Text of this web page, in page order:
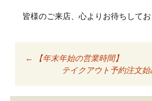
皆様のご来店、心よりお待ちしてお
投稿ナビゲ
←
【年末年始の営業時間】
テイクアウト予約注文始